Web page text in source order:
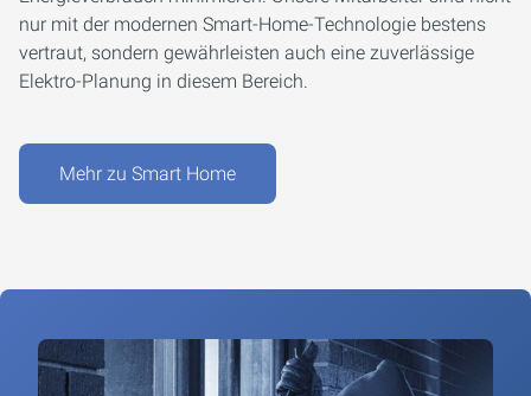
nur mit der modernen Smart-Home-Technologie bestens
vertraut, sondern gewährleisten auch eine zuverlässige
Elektro-Planung in diesem Bereich.
Mehr zu Smart Home